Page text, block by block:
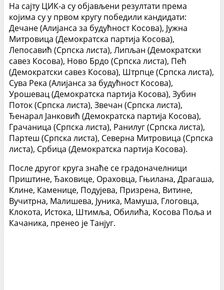
На сајту ЦИК-а су објављени резултати према
којима су у првом кругу победили кандидати:
Дечане (Алијанса за будућност Косова), Јужна
Митровица (Демократска партија Косова),
Лепосавић (Српска листа), Липљан (Демократски
савез Косова), Ново Брдо (Српска листа), Пећ
(Демократски савез Косова), Штрпце (Српска листа),
Сува Река (Алијанса за будућност Косова),
Урошевац (Демократска партија Косова), Зубин
Поток (Српска листа), Звечан (Српска листа),
Ђенарал Јанковић (Демократска партија Косова),
Грачаница (Српска листа), Ранилуг (Српска листа),
Партеш (Српска листа), Северна Митровица (Српска
листа), Србица (Демократска партија Косова).
После другог круга знаће се градоначелници
Приштине, Ђаковице, Ораховца, Гњилана, Драгаша,
Клине, Каменице, Подујева, Призрена, Витине,
Вучитрна, Малишева, Јуника, Мамуша, Глоговца,
Клокота, Истока, Штимља, Обилића, Косова Поља и
Качаника, пренео је Танјуг.